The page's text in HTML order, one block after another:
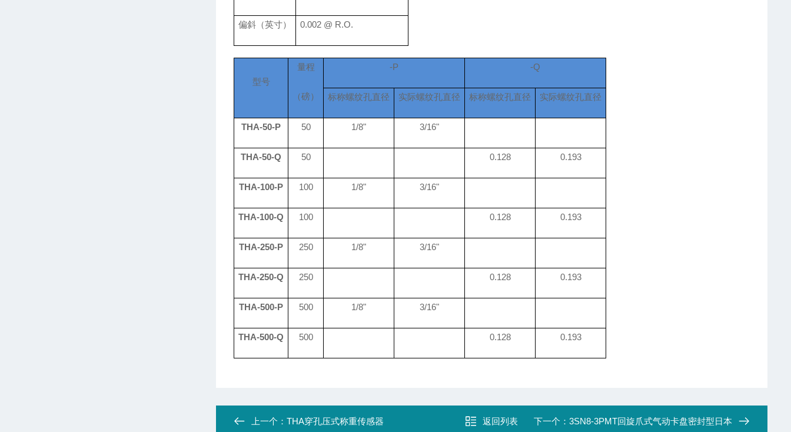
偏斜（英寸） 0.002 @ R.O.
型号
量程
（磅）
-P -Q
标称螺纹孔直径 实际螺纹孔直径 标称螺纹孔直径 实际螺纹孔直径
THA-50-P 50 1/8" 3/16"
THA-50-Q 50 0.128 0.193
THA-100-P 100 1/8" 3/16"
THA-100-Q 100 0.128 0.193
THA-250-P 250 1/8" 3/16"
THA-250-Q 250 0.128 0.193
THA-500-P 500 1/8" 3/16"
THA-500-Q 500 0.128 0.193
上一个：THA穿孔压式称重传感器 返回列表 下一个： 3SN8-3PMT回旋爪式气动卡盘密封型日本